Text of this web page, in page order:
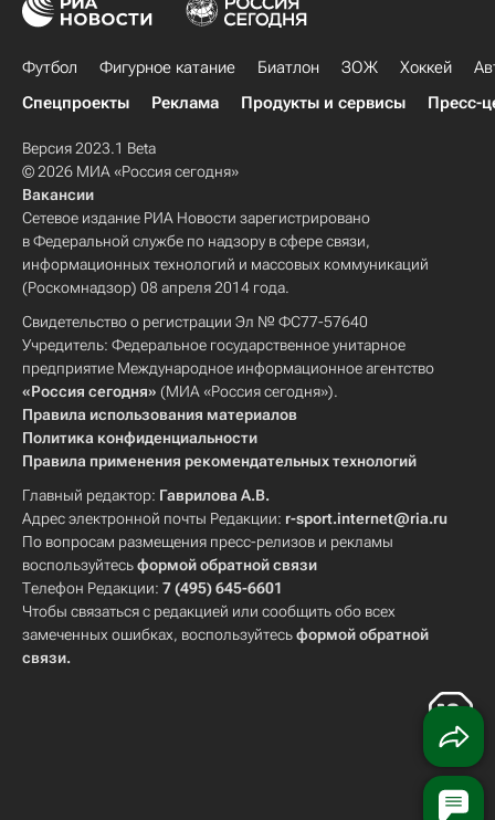
Футбол Фигурное катание Биатлон ЗОЖ Хоккей
Спецпроекты
Реклама Продукты и сервисы Пресс-
Версия 2023.1 Beta
© 2026 МИА «Россия сегодня»
Вакансии
Сетевое издание РИА Новости зарегистрировано
в Федеральной службе по надзору в сфере связи,
информационных технологий и массовых коммуникаций
(Роскомнадзор) 08 апреля 2014 года.
Свидетельство о регистрации Эл № ФС77-57640
Учредитель: Федеральное государственное унитарное
предприятие Международное информационное агентство
«Россия сегодня» (МИА «Россия сегодня»).
Правила использования материалов
Политика конфиденциальности
Правила применения рекомендательных технологий
Главный редактор: Гаврилова А.В.
Адрес электронной почты Редакции: r-sport.internet@ria.ru
По вопросам размещения пресс-релизов и рекламы
воспользуйтесьформой обратной связи
Телефон Редакции: 7 (495) 645-6601
Чтобы связаться с редакцией или сообщить обо всех
замеченных ошибках, воспользуйтесьформой обратной
связи.